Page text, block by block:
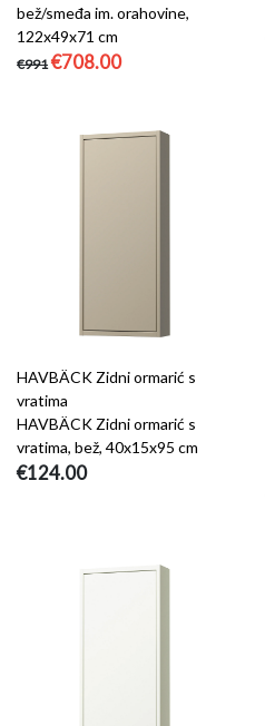
bež/smeđa im. orahovine,
122x49x71 cm
€991 €708.00
HAVBÄCK Zidni ormarić s
vratima
HAVBÄCK Zidni ormarić s
vratima, bež, 40x15x95 cm
€124.00